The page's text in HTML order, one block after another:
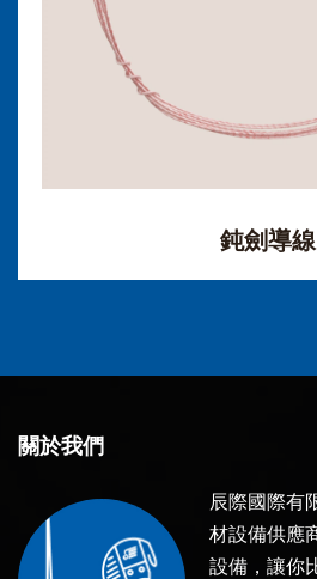
鈍劍導線
關於我們
辰際國際有
材設備供應
設備，讓你